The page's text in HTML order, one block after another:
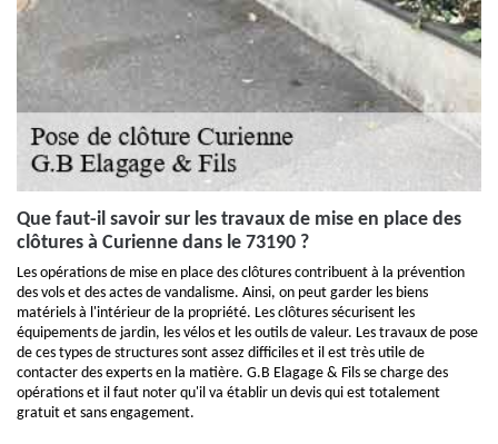
Que faut-il savoir sur les travaux de mise en place des
clôtures à Curienne dans le 73190 ?
Les opérations de mise en place des clôtures contribuent à la prévention
des vols et des actes de vandalisme. Ainsi, on peut garder les biens
matériels à l'intérieur de la propriété. Les clôtures sécurisent les
équipements de jardin, les vélos et les outils de valeur. Les travaux de pose
de ces types de structures sont assez difficiles et il est très utile de
contacter des experts en la matière. G.B Elagage & Fils se charge des
opérations et il faut noter qu'il va établir un devis qui est totalement
gratuit et sans engagement.